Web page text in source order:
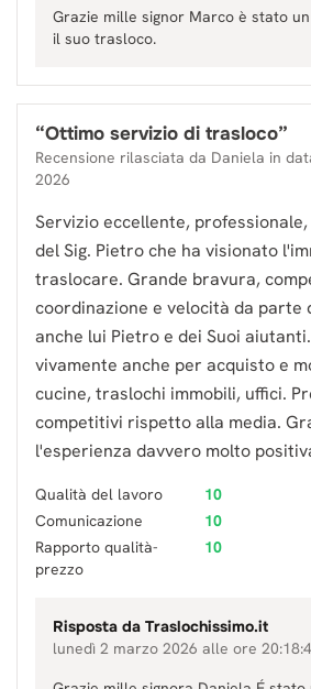
Grazie mille signor Marco è stato
il suo trasloco.
“Ottimo servizio di trasloco”
Recensione rilasciata da Daniela in
2026
Servizio eccellente,
del Sig. Pietro che ha visionato
traslocare. Grande bravura,
coordinazione e velocità da parte
anche lui Pietro e dei Suoi
vivamente anche per acquisto e
cucine, traslochi immobili, uffici.
competitivi rispetto alla media.
l'esperienza davvero molto
Qualità del lavoro
10
Comunicazione
10
Rapporto qualità-
prezzo
10
Risposta da Traslochissimo.it
lunedì 2 marzo 2026 alle ore